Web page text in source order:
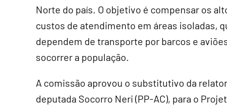
Norte do país. O objetivo é compensar os
custos de atendimento em áreas isoladas,
dependem de transporte por barcos e
socorrer a população.
A comissão aprovou o substitutivo da
deputada Socorro Neri (PP-AC), para o